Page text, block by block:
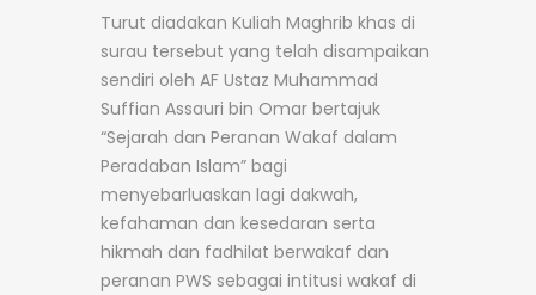
Turut diadakan Kuliah Maghrib khas di
surau tersebut yang telah disampaikan
sendiri oleh AF Ustaz Muhammad
Suffian Assauri bin Omar bertajuk
“Sejarah dan Peranan Wakaf dalam
Peradaban Islam” bagi
menyebarluaskan lagi dakwah,
kefahaman dan kesedaran serta
hikmah dan fadhilat berwakaf dan
peranan PWS sebagai intitusi wakaf di